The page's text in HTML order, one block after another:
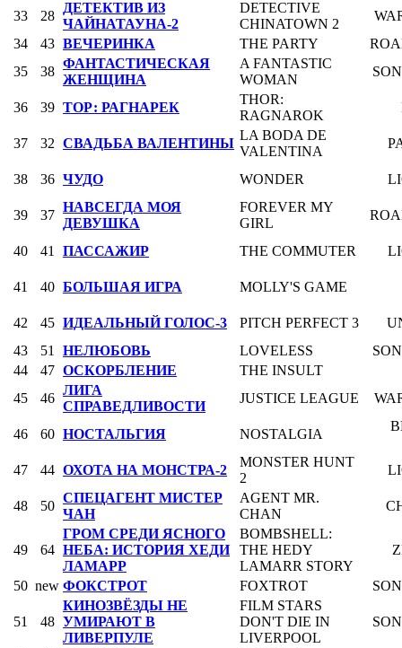
33 28
ДЕТЕКТИВ ИЗ
ЧАЙНАТАУНА-2
DETECTIVE
CHINATOWN 2
34
43 ВЕЧЕРИНКА THE PARTY
35
38
ФАНТАСТИЧЕСКАЯ
ЖЕНЩИНА
A FANTASTIC
WOMAN
36 39 ТОР: РАГНАРЕК
THOR:
RAGNAROK
37 32 СВАДЬБА ВАЛЕНТИНЫ
LA BODA DE
VALENTINA
38 36 ЧУДО WONDER
39 37
НАВСЕГДА МОЯ
ДЕВУШКА
FOREVER MY
GIRL
40 41 ПАССАЖИР THE COMMUTER
41 40 БОЛЬШАЯ ИГРА MOLLY'S GAME
42 45 ИДЕАЛЬНЫЙ ГОЛОС-3 PITCH PERFECT 3
43
51 НЕЛЮБОВЬ LOVELESS
44
47 ОСКОРБЛЕНИЕ
THE INSULT
45
46
ЛИГА
СПРАВЕДЛИВОСТИ
JUSTICE LEAGUE
46 60 НОСТАЛЬГИЯ NOSTALGIA
47
44 ОХОТА НА МОНСТРА-2
MONSTER HUNT
2
48 50
СПЕЦАГЕНТ МИСТЕР
ЧАН
AGENT MR.
CHAN
49 64
ГРОМ СРЕДИ ЯСНОГО
НЕБА: ИСТОРИЯ ХЕДИ
ЛАМАРР
BOMBSHELL:
THE HEDY
LAMARR STORY
50 new ФОКСТРОТ FOXTROT
51 48
КИНОЗВЁЗДЫ НЕ
УМИРАЮТ В
ЛИВЕРПУЛЕ
FILM STARS
DON'T DIE IN
LIVERPOOL